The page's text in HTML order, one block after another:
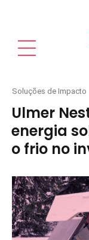
Categories
Soluções de Impacto
Ulmer
energia
o frio no